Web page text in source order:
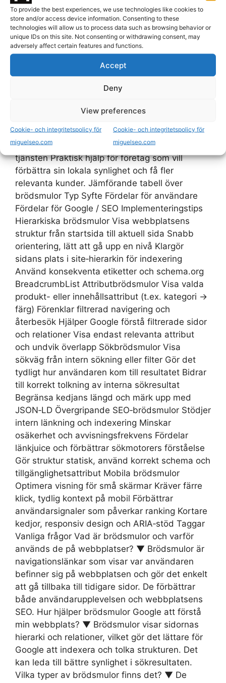
To provide the best experiences, we use technologies like cookies to
store and/or access device information. Consenting to these
technologies will allow us to process data such as browsing behavior or
unique IDs on this site. Not consenting or withdrawing consent, may
adversely affect certain features and functions.
Accept
Deny
View preferences
Cookie- och integritetspolicy för
miguelseo.com
Cookie- och integritetspolicy för
miguelseo.com
och minska studsfrekvens, särskilt på stora och
komplexa sajter. De förbättrar även den interna
strukturen och hjälper Google att förstå
sidrelationer — implementera dem som
statiska, väl markerade element med korrekt
schema. För hjälp med implementation och
Nästa steg|Praktisk tillämpning|Så omvandlar
du detta till resultat Vill du ha hjälp med Lokal
strategi och få hjälp med implementation, kan
du läsa mer om min tjänst här. Läs mer om
tjänsten Praktisk hjälp för företag som vill
förbättra sin lokala synlighet och få fler
relevanta kunder. Jämförande tabell över
brödsmulor Typ Syfte Fördelar för användare
Fördelar för Google / SEO Implementeringstips
Hierarkiska brödsmulor Visa webbplatsens
struktur från startsida till aktuell sida Snabb
orientering, lätt att gå upp en nivå Klargör
sidans plats i site‑hierarkin för indexering
Använd konsekventa etiketter och schema.org
BreadcrumbList Attributbrödsmulor Visa valda
produkt- eller innehållsattribut (t.ex. kategori →
färg) Förenklar filtrerad navigering och
återbesök Hjälper Google förstå filtrerade sidor
och relationer Visa endast relevanta attribut
och undvik överlapp Sökbrödsmulor Visa
sökväg från intern sökning eller filter Gör det
tydligt hur användaren kom till resultatet Bidrar
till korrekt tolkning av interna sökresultat
Begränsa kedjans längd och märk upp med
JSON‑LD Övergripande SEO‑brödsmulor Stödjer
intern länkning och indexering Minskar
osäkerhet och avvisningsfrekvens Fördelar
länkjuice och förbättrar sökmotorers förståelse
Gör struktur statisk, använd korrekt schema och
tillgänglighetsattribut Mobila brödsmulor
Optimera visning för små skärmar Kräver färre
klick, tydlig kontext på mobil Förbättrar
användarsignaler som påverkar ranking Kortare
kedjor, responsiv design och ARIA‑stöd Taggar
Vanliga frågor Vad är brödsmulor och varför
används de på webbplatser? ▼ Brödsmulor är
navigationslänkar som visar var användaren
befinner sig på webbplatsen och gör det enkelt
att gå tillbaka till tidigare sidor. De förbättrar
både användarupplevelsen och webbplatsens
SEO. Hur hjälper brödsmulor Google att förstå
min webbplats? ▼ Brödsmulor visar sidornas
hierarki och relationer, vilket gör det lättare för
Google att indexera och tolka strukturen. Det
kan leda till bättre synlighet i sökresultaten.
Vilka typer av brödsmulor finns det? ▼ De